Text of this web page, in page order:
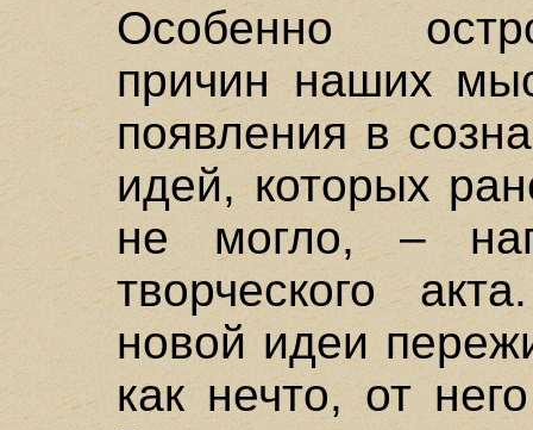
Особенно
причин наших
появления в
идей, которых
не могло, –
творческого
новой идеи
как нечто, от